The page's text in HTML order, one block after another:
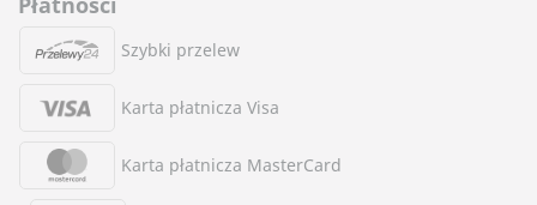
Szybki przelew
Karta płatnicza Visa
Karta płatnicza MasterCard